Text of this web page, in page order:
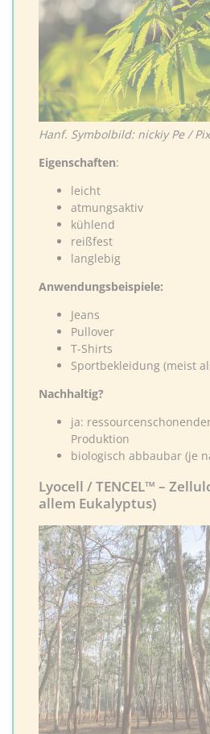
Hanf. Symbolbild: nickiy Pe /
Eigenschaften:
leicht
atmungsaktiv
kühlend
reißfest
langlebig
Anwendungsbeispiele:
Jeans
Pullover
T-Shirts
Sportbekleidung (meist
Nachhaltig?
ja:
Produktion
biologisch abbaubar (je
Lyocell / TENCEL™ –
allem Eukalyptus)